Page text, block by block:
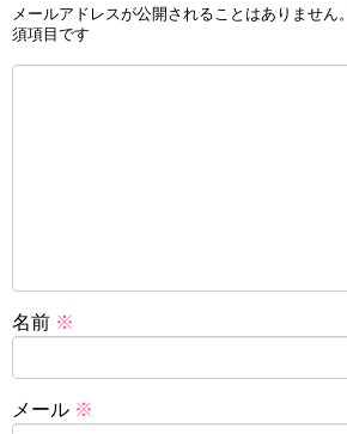
メールアドレスが公開されることはありません。
須項目です
名前 ※
メール ※